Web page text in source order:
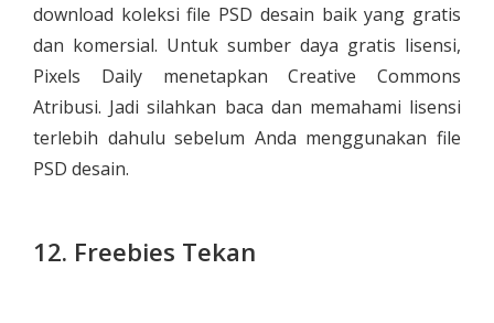
download koleksi file PSD desain baik yang gratis
dan komersial. Untuk sumber daya gratis lisensi,
Pixels Daily menetapkan Creative Commons
Atribusi. Jadi silahkan baca dan memahami lisensi
terlebih dahulu sebelum Anda menggunakan file
PSD desain.
12. Freebies Tekan